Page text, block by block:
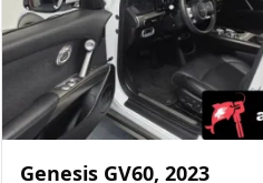
Genesis GV60, 2023